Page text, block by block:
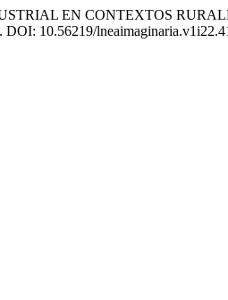
EN CONTEXTOS
DOI: 10.56219/